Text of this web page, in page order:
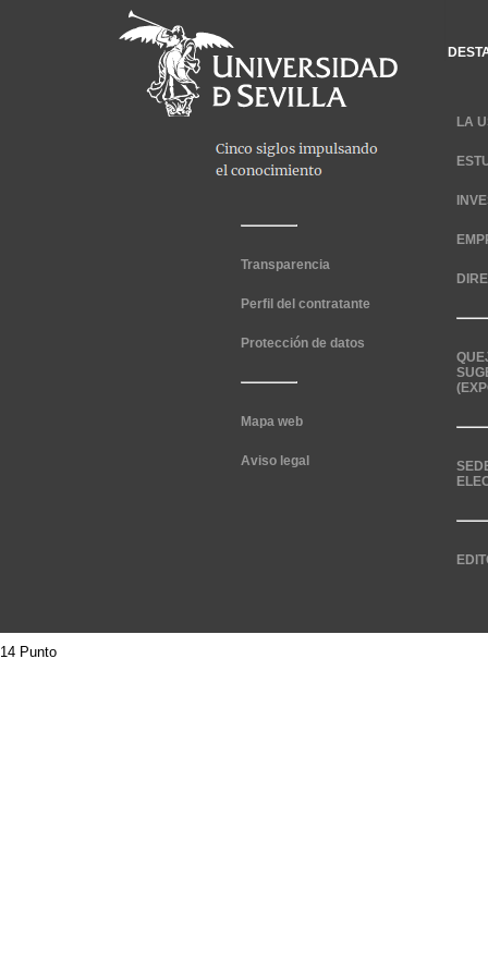
Transparencia
Perfil del contratante
Protección de datos
Mapa web
Aviso legal
LA
14 Punto